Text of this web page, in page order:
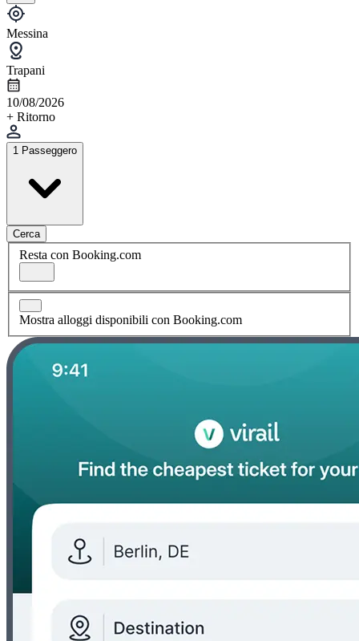
Messina
Trapani
10/08/2026
+ Ritorno
1 Passeggero
Cerca
Resta con Booking.com
Mostra alloggi disponibili con Booking.com